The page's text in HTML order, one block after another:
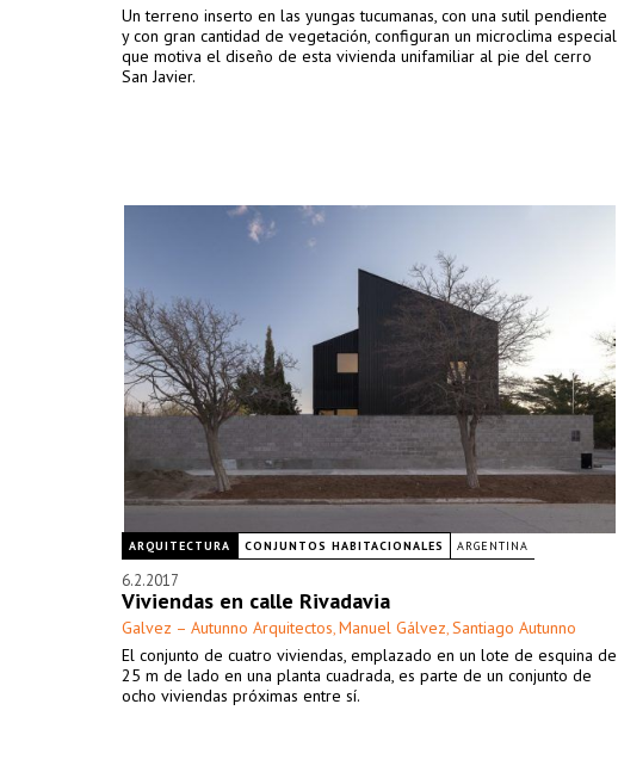
Un terreno inserto en las yungas tucumanas, con una sutil pendiente
y con gran cantidad de vegetación, configuran un microclima especial
que motiva el diseño de esta vivienda unifamiliar al pie del cerro
San Javier.
ARQUITECTURA CONJUNTOS HABITACIONALES ARGENTINA
6.2.2017
Viviendas en calle Rivadavia
Galvez – Autunno Arquitectos, Manuel Gálvez, Santiago Autunno
El conjunto de cuatro viviendas, emplazado en un lote de esquina de
25 m de lado en una planta cuadrada, es parte de un conjunto de
ocho viviendas próximas entre sí.